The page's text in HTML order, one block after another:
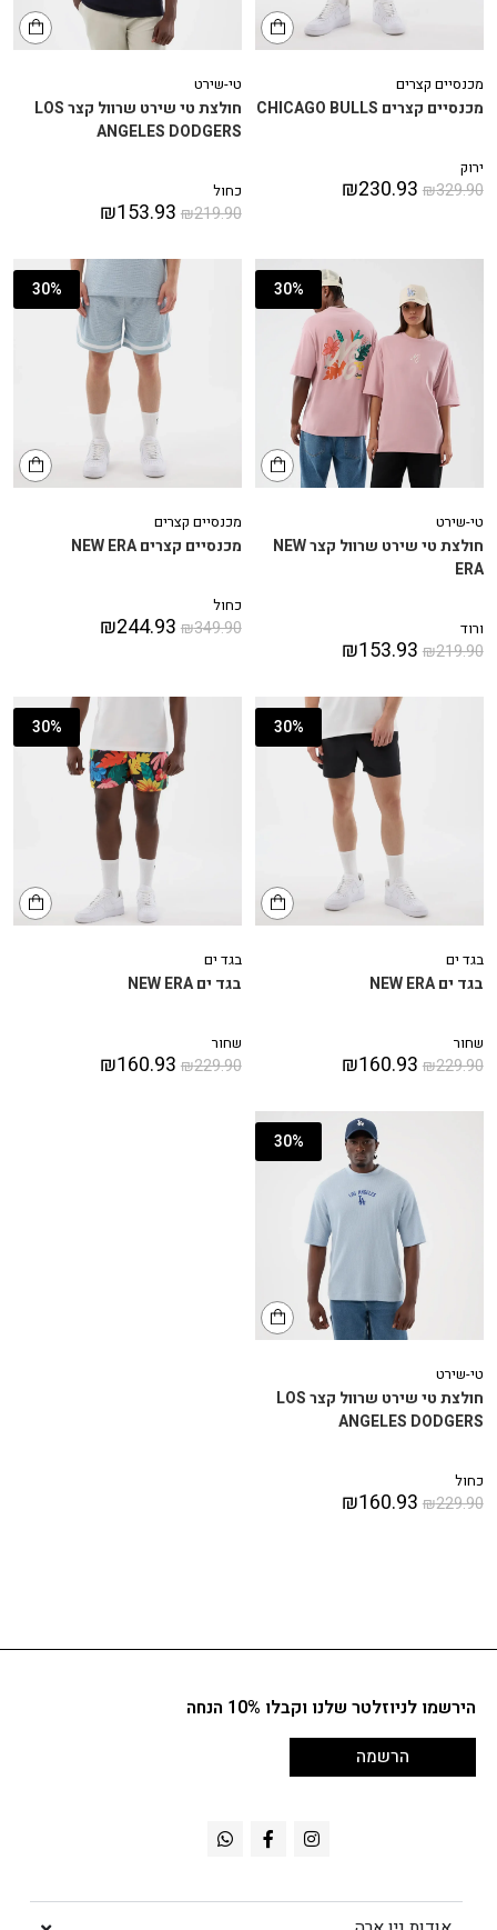
מכנסיים קצרים
מכנסיים קצרים CHICAGO BULLS
ירוק
₪329.90
₪230.93
טי-שירט
חולצת טי שירט שרוול קצר LOS
ANGELES DODGERS
כחול
₪219.90
₪153.93
30%
טי-שירט
חולצת טי שירט שרוול קצר NEW
ERA
ורוד
₪219.90
₪153.93
30%
מכנסיים קצרים
מכנסיים קצרים NEW ERA
כחול
₪349.90
₪244.93
30%
בגד ים
בגד ים NEW ERA
שחור
₪229.90
₪160.93
30%
בגד ים
בגד ים NEW ERA
שחור
₪229.90
₪160.93
30%
טי-שירט
חולצת טי שירט שרוול קצר LOS
ANGELES DODGERS
כחול
₪229.90
₪160.93
הירשמו לניוזלטר שלנו וקבלו 10% הנחה
הרשמה